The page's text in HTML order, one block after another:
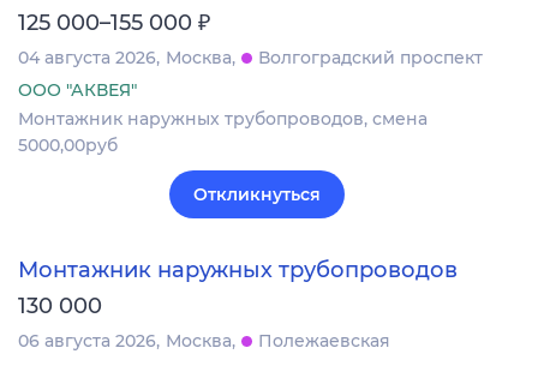
125 000–155 000 ₽
04 августа 2026 Москва
Волгоградский проспект
ООО "АКВЕЯ"
Монтажник наружных трубопроводов, смена
5000,00руб
Откликнуться
Монтажник наружных трубопроводов
130 000
06 августа 2026 Москва
Полежаевская